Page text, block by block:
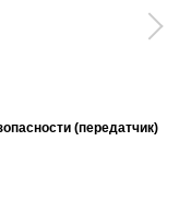
(передатчик)